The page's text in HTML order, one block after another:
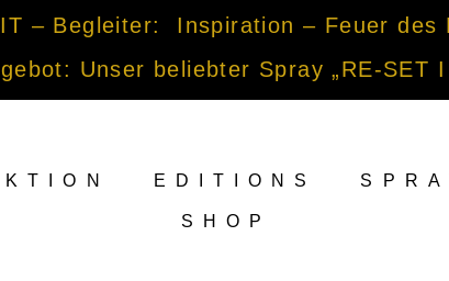
– Begleiter: Inspiration – Feuer des
Unser beliebter Spray „RE-SET
EDITIONS
SHOP